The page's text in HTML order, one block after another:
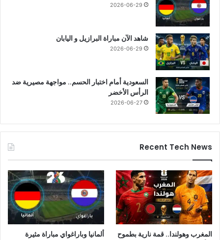
2026-06-29
شاهد الآن مباراة البرازيل و اليابان
2026-06-29
السعودية أمام اختبار الحسم.. مواجهة مصيرية ضد
الرأس الأخضر
2026-06-27
Recent Tech News
المغرب وهولندا.. قمة نارية بطموح
ألمانيا وباراغواي مباراة مثيرة